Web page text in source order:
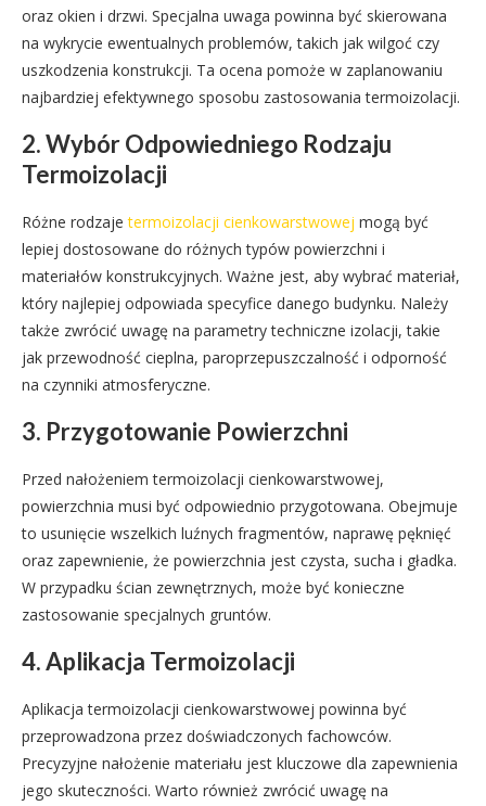
oraz okien i drzwi. Specjalna uwaga powinna być skierowana
na wykrycie ewentualnych problemów, takich jak wilgoć czy
uszkodzenia konstrukcji. Ta ocena pomoże w zaplanowaniu
najbardziej efektywnego sposobu zastosowania termoizolacji.
2. Wybór Odpowiedniego Rodzaju
Termoizolacji
Różne rodzajetermoizolacji cienkowarstwowej mogą być
lepiej dostosowane do różnych typów powierzchni i
materiałów konstrukcyjnych. Ważne jest, aby wybrać materiał,
który najlepiej odpowiada specyfice danego budynku. Należy
także zwrócić uwagę na parametry techniczne izolacji, takie
jak przewodność cieplna, paroprzepuszczalność i odporność
na czynniki atmosferyczne.
3. Przygotowanie Powierzchni
Przed nałożeniem termoizolacji cienkowarstwowej,
powierzchnia musi być odpowiednio przygotowana. Obejmuje
to usunięcie wszelkich luźnych fragmentów, naprawę pęknięć
oraz zapewnienie, że powierzchnia jest czysta, sucha i gładka.
W przypadku ścian zewnętrznych, może być konieczne
zastosowanie specjalnych gruntów.
4. Aplikacja Termoizolacji
Aplikacja termoizolacji cienkowarstwowej powinna być
przeprowadzona przez doświadczonych fachowców.
Precyzyjne nałożenie materiału jest kluczowe dla zapewnienia
jego skuteczności. Warto również zwrócić uwagę na